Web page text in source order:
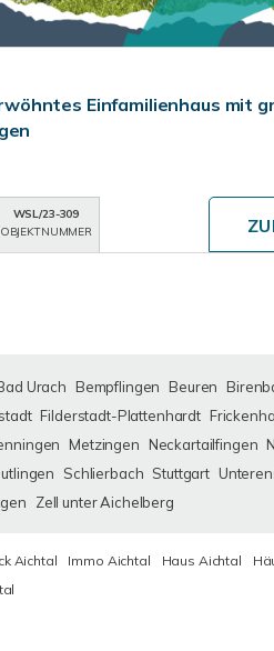
Einfamilienhaus mit
WSL/23-309
OBJEKTNUMMER
Urach Bempflingen Beuren
Filderstadt-Plattenhardt
Metzingen Neckartailfingen
Schlierbach Stuttgart
Zell unter Aichelberg
Aichtal Immo Aichtal Haus Aichtal